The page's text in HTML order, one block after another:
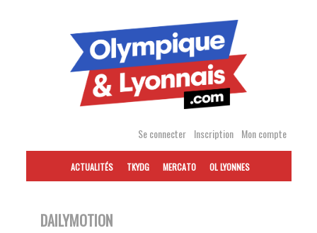
Se connecter Inscription Mon compte
ACTUALITÉS TKYDG MERCATO OL LYONNES
DAILYMOTION